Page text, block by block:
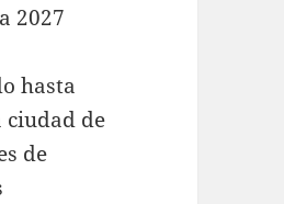
2027
hasta
ciudad de
de